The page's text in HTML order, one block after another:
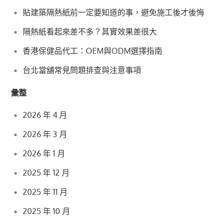
貼建築隔熱紙前一定要知道的事，避免施工後才後悔
隔熱紙看起來差不多？其實效果差很大
香港保健品代工：OEM與ODM選擇指南
台北當舖常見問題排查與注意事項
彙整
2026 年 4 月
2026 年 3 月
2026 年 1 月
2025 年 12 月
2025 年 11 月
2025 年 10 月